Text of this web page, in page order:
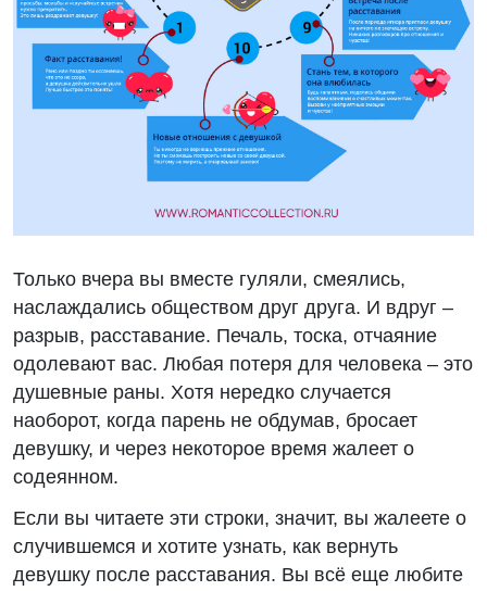
Только вчера вы вместе гуляли, смеялись,
наслаждались обществом друг друга. И вдруг –
разрыв, расставание. Печаль, тоска, отчаяние
одолевают вас. Любая потеря для человека – это
душевные раны. Хотя нередко случается
наоборот, когда парень не обдумав, бросает
девушку, и через некоторое время жалеет о
содеянном.
Если вы читаете эти строки, значит, вы жалеете о
случившемся и хотите узнать, как вернуть
девушку после расставания. Вы всё еще любите